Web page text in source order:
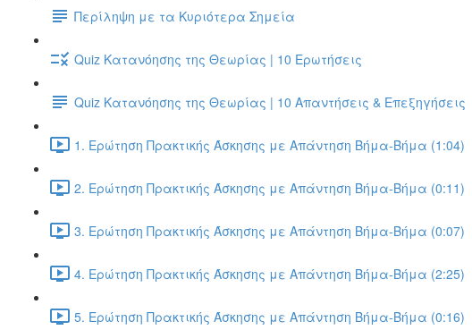
Περίληψη με τα Κυριότερα Σημεία
Quiz Κατανόησης της Θεωρίας | 10 Ερωτήσεις
Quiz Κατανόησης της Θεωρίας | 10 Απαντήσεις & Επεξηγήσεις
1. Ερώτηση Πρακτικής Άσκησης με Απάντηση Βήμα-Βήμα (1:04)
2. Ερώτηση Πρακτικής Άσκησης με Απάντηση Βήμα-Βήμα (0:11)
3. Ερώτηση Πρακτικής Άσκησης με Απάντηση Βήμα-Βήμα (0:07)
4. Ερώτηση Πρακτικής Άσκησης με Απάντηση Βήμα-Βήμα (2:25)
5. Ερώτηση Πρακτικής Άσκησης με Απάντηση Βήμα-Βήμα (0:16)